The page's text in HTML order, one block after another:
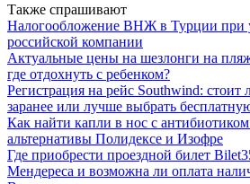
Также спрашивают
Налогообложение ВНЖ в Турции при
российской компании
Актуальные цены на шезлонги на
где отдохнуть с ребенком?
Регистрация на рейс Southwind: стоит
заранее или лучше выбрать
Как найти капли в нос с
альтернативы Полидексе и Изофре
Где приобрести проездной билет
Мендереса и возможна ли оплата